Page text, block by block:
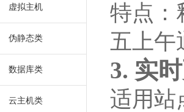
虚拟主机
伪静态类
数据库类
云主机类
特点：
五上午
3. 实
适用站